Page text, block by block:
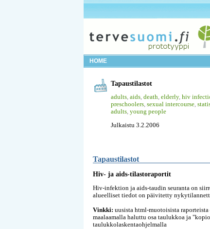
HOME
Tapaustilastot
adults aids death elderly, hiv
preschoolers sexual intercourse
adults young people
Julkaistu 3.2.2006
Tapaustilastot
Hiv- ja aids-tilastoraportit
Hiv-infektion ja aids-taudin seuranta on
alueelliset tiedot on päivitetty
Vinkki: uusista html-muotoisista
maalaamalla haluttu osa taulukkoa ja
taulukkolaskentaohjelmalla